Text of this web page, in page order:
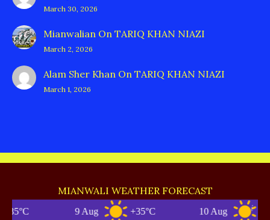
March 30, 2026
Mianwalian On TARIQ KHAN NIAZI
March 2, 2026
Alam Sher Khan On TARIQ KHAN NIAZI
March 1, 2026
MIANWALI WEATHER FORECAST
9 Aug +35°C 10 Aug +35°C